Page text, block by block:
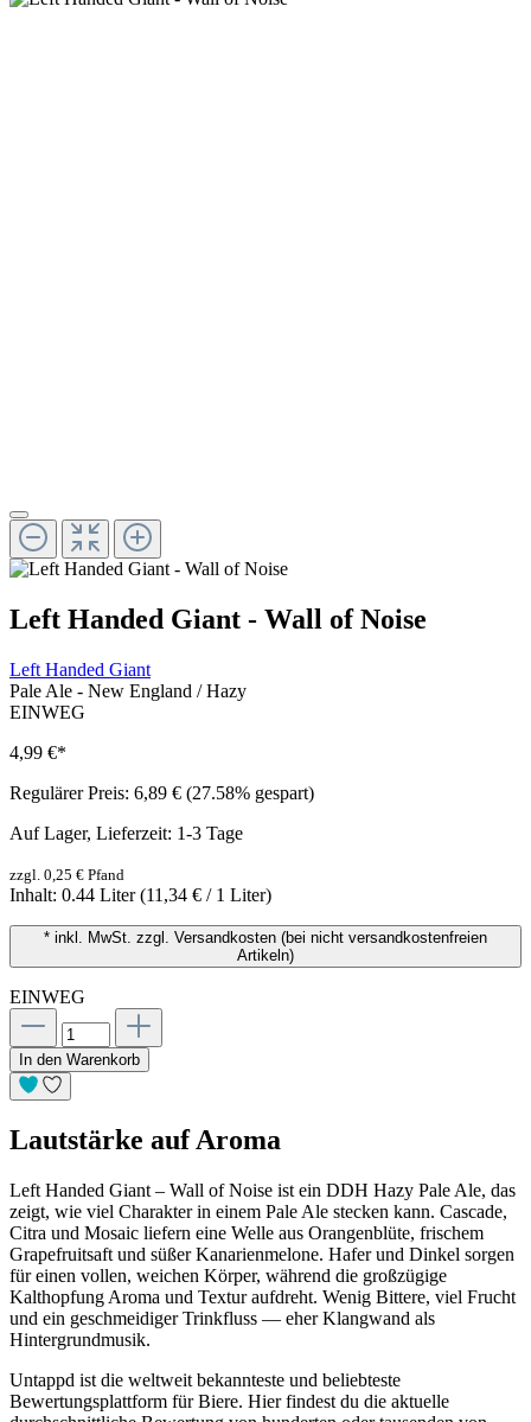
Left Handed Giant - Wall of Noise
Left Handed Giant
Pale Ale - New England / Hazy
EINWEG
4,99 €*
Regulärer Preis: 6,89 € (27.58% gespart)
Auf Lager, Lieferzeit: 1-3 Tage
zzgl. 0,25 € Pfand
Inhalt: 0.44 Liter(11,34 € / 1 Liter)
* inkl. MwSt. zzgl. Versandkosten (bei nicht versandkostenfreien
Artikeln)
EINWEG
In den Warenkorb
Lautstärke auf Aroma
Left Handed Giant – Wall of Noise ist ein DDH Hazy Pale Ale, das
zeigt, wie viel Charakter in einem Pale Ale stecken kann. Cascade,
Citra und Mosaic liefern eine Welle aus Orangenblüte, frischem
Grapefruitsaft und süßer Kanarienmelone. Hafer und Dinkel sorgen
für einen vollen, weichen Körper, während die großzügige
Kalthopfung Aroma und Textur aufdreht. Wenig Bittere, viel Frucht
und ein geschmeidiger Trinkfluss — eher Klangwand als
Hintergrundmusik.
Untappd ist die weltweit bekannteste und beliebteste
Bewertungsplattform für Biere. Hier findest du die aktuelle